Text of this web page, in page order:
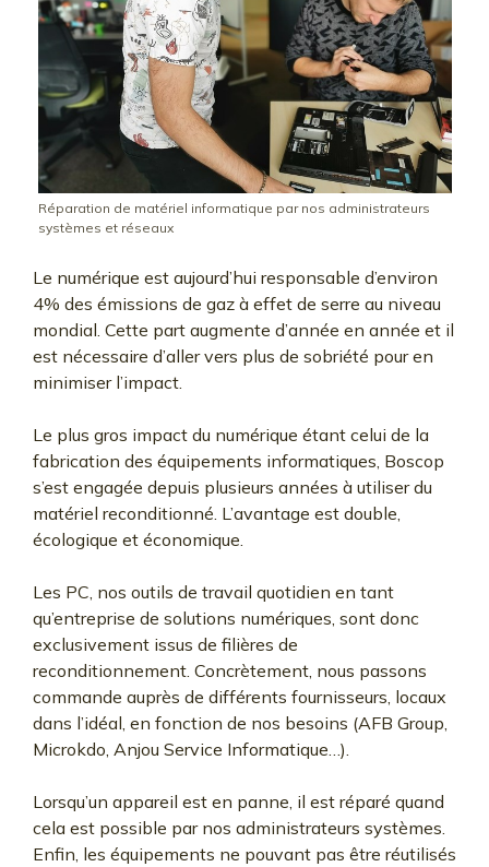
Réparation de matériel informatique par nos administrateurs
systèmes et réseaux
Le numérique est aujourd’hui responsable d’environ
4% des émissions de gaz à effet de serre au niveau
mondial. Cette part augmente d’année en année et il
est nécessaire d’aller vers plus de sobriété pour en
minimiser l’impact.
Le plus gros impact du numérique étant celui de la
fabrication des équipements informatiques, Boscop
s’est engagée depuis plusieurs années à utiliser du
matériel reconditionné. L’avantage est double,
écologique et économique.
Les PC, nos outils de travail quotidien en tant
qu’entreprise de solutions numériques, sont donc
exclusivement issus de filières de
reconditionnement. Concrètement, nous passons
commande auprès de différents fournisseurs, locaux
dans l’idéal, en fonction de nos besoins (AFB Group,
Microkdo, Anjou Service Informatique…).
Lorsqu’un appareil est en panne, il est réparé quand
cela est possible par nos administrateurs systèmes.
Enfin, les équipements ne pouvant pas être réutilisés